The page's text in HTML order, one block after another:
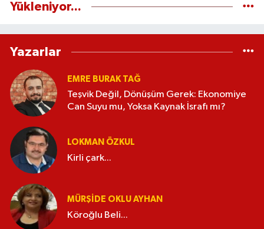
Yükleniyor...
Yazarlar
EMRE BURAK TAĞ
Teşvik Değil, Dönüşüm Gerek: Ekonomiye
Can Suyu mu, Yoksa Kaynak İsrafı mı?
LOKMAN ÖZKUL
Kirli çark...
MÜRŞIDE OKLU AYHAN
Köroğlu Beli...